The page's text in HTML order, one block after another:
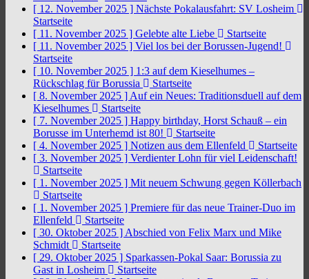
[ 12. November 2025 ] Nächste Pokalausfahrt: SV Losheim
Startseite
[ 11. November 2025 ] Gelebte alte Liebe
Startseite
[ 11. November 2025 ] Viel los bei der Borussen-Jugend!
Startseite
[ 10. November 2025 ] 1:3 auf dem Kieselhumes –
Rückschlag für Borussia
Startseite
[ 8. November 2025 ] Auf ein Neues: Traditionsduell auf dem
Kieselhumes
Startseite
[ 7. November 2025 ] Happy birthday, Horst Schauß – ein
Borusse im Unterhemd ist 80!
Startseite
[ 4. November 2025 ] Notizen aus dem Ellenfeld
Startseite
[ 3. November 2025 ] Verdienter Lohn für viel Leidenschaft!
Startseite
[ 1. November 2025 ] Mit neuem Schwung gegen Köllerbach
Startseite
[ 1. November 2025 ] Premiere für das neue Trainer-Duo im
Ellenfeld
Startseite
[ 30. Oktober 2025 ] Abschied von Felix Marx und Mike
Schmidt
Startseite
[ 29. Oktober 2025 ] Sparkassen-Pokal Saar: Borussia zu
Gast in Losheim
Startseite